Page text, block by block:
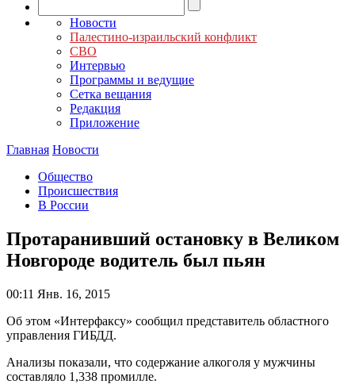
Новости
Палестино-израильский конфликт
СВО
Интервью
Программы и ведущие
Сетка вещания
Редакция
Приложение
Главная Новости
Общество
Происшествия
В России
Протаранивший остановку в Великом
Новгороде водитель был пьян
00:11 Янв. 16, 2015
Об этом «Интерфаксу» сообщил представитель областного
управления ГИБДД.
Анализы показали, что содержание алкоголя у мужчины
составляло 1,338 промилле.